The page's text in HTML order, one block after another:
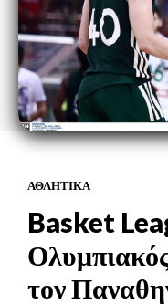
ΑΘΛΗΤΙΚΑ
Basket
τον